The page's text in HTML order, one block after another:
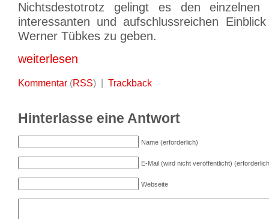
Nichtsdestotrotz gelingt es den einzelnen
interessanten und aufschlussreichen
Werner Tübkes zu geben.
weiterlesen
Kommentar (RSS) | Trackback
Hinterlasse eine Antwort
Name (erforderlich)
E-Mail (wird nicht veröffentlicht)
Webseite